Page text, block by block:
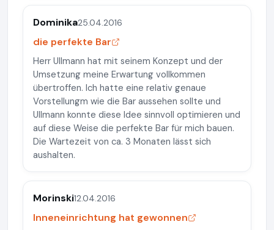
Dominika25.04.2016
die perfekte Bar
Herr Ullmann hat mit seinem Konzept und der
Umsetzung meine Erwartung vollkommen
übertroffen. Ich hatte eine relativ genaue
Vorstellungm wie die Bar aussehen sollte und
Ullmann konnte diese Idee sinnvoll optimieren und
auf diese Weise die perfekte Bar für mich bauen.
Die Wartezeit von ca. 3 Monaten lässt sich
aushalten.
Morinski12.04.2016
Inneneinrichtung hat gewonnen